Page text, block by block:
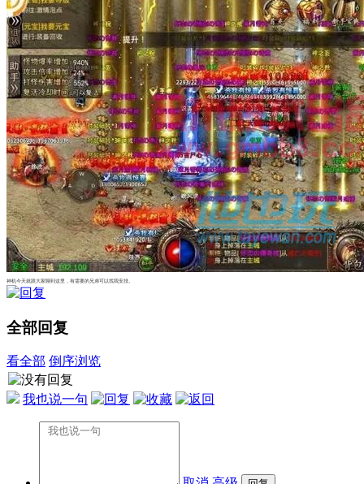
神机今天就跟大家聊到这里，有需要的兄弟可以找我安排。
全部回复
看全部 倒序浏览
我也说一句